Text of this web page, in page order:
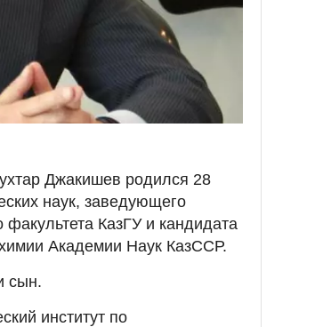
Джакишев родился 28
наук, заведующего
КазГУ и кандидата
Академии Наук КазССР.
сын.
институт по